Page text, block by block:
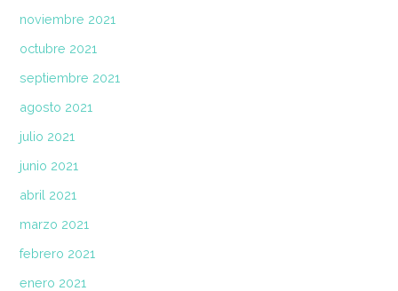
noviembre 2021
octubre 2021
septiembre 2021
agosto 2021
julio 2021
junio 2021
abril 2021
marzo 2021
febrero 2021
enero 2021